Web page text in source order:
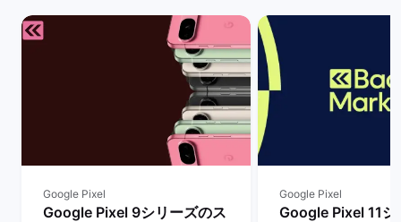
Google Pixel
Google Pixel 9シリーズのス
Google Pixel
Google Pixel 11シ